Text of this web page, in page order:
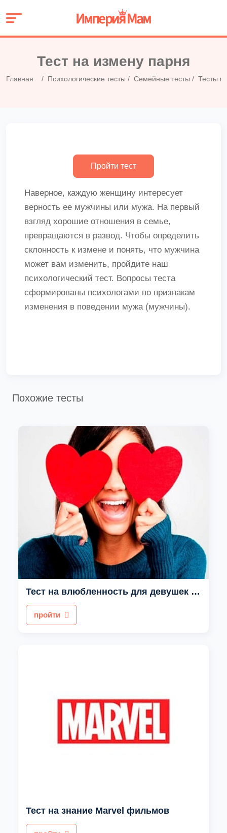
Тест на измену парня
Главная Психологические тесты Семейные тесты Тесты
Наверное, каждую женщину интересует
верность ее мужчины или мужа. На первый
взгляд хорошие отношения в семье,
превращаются в развод. Чтобы определить
склонность к измене и понять, что мужчина
может вам изменить, пройдите наш
психологический тест. Вопросы теста
сформированы психологами по признакам
изменения в поведении мужа (мужчины).
Похожие тесты
Тест на влюбленность для девушек в парня
пройти
Тест на знание Marvel фильмов